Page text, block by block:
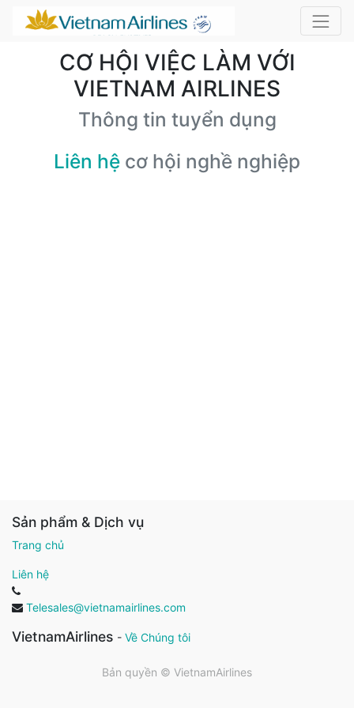
CƠ HỘI VIỆC LÀM VỚI
VIETNAM AIRLINES
Thông tin tuyển dụng
Liên hệ cơ hội nghề nghiệp
Sản phẩm & Dịch vụ
Trang chủ
Liên hệ
Telesales@vietnamairlines.com
VietnamAirlines - Về Chúng tôi
Bản quyền © VietnamAirlines